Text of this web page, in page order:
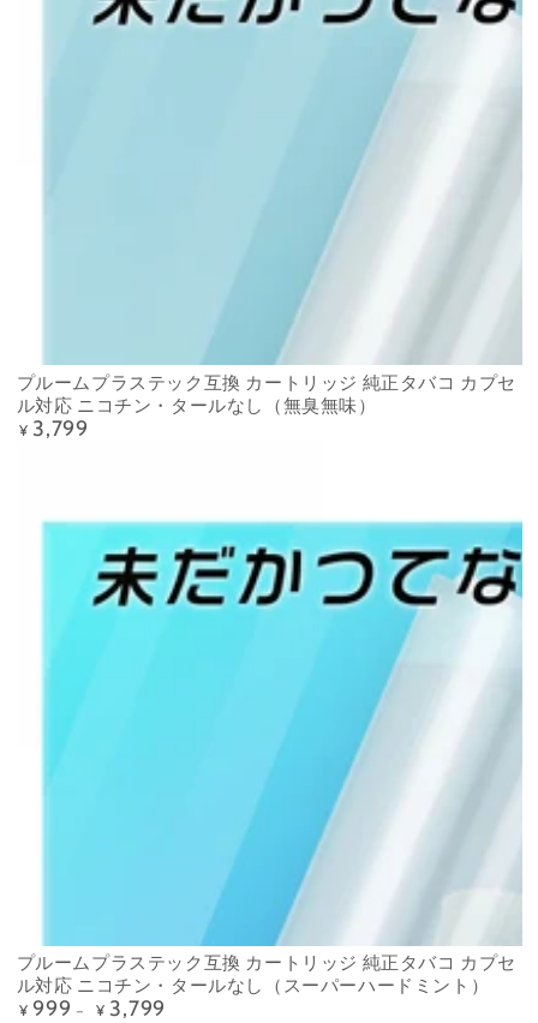
プルームプラステック互換 カートリッジ 純正タバコ カプセ
ル対応 ニコチン・タールなし（無臭無味）
Precio
¥ 3,799
プルームプラステック互換 カートリッジ 純正タバコ カプセ
ル対応 ニコチン・タールなし（スーパーハードミント）
Precio
¥ 999 ¥ 3,799